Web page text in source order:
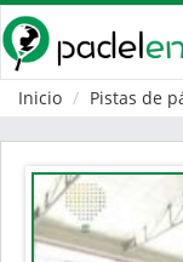
Inicio
Pistas de